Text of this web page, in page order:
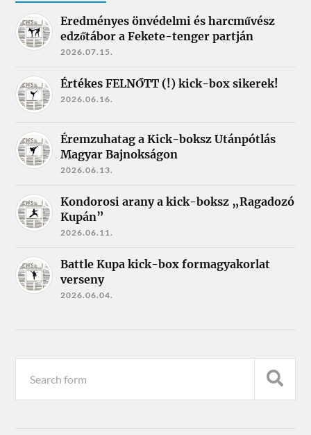
Eredményes önvédelmi és harcművész
edzőtábor a Fekete-tenger partján
2026.07.15.
Értékes FELNŐTT (!) kick-box sikerek!
2026.06.16.
Éremzuhatag a Kick-boksz Utánpótlás
Magyar Bajnokságon
2026.06.13.
Kondorosi arany a kick-boksz „Ragadozó
Kupán”
2026.06.11.
Battle Kupa kick-box formagyakorlat
verseny
2026.06.04.